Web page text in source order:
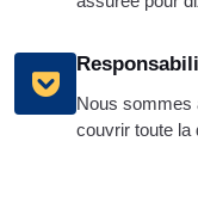
Nous sommes
couvrir toute la